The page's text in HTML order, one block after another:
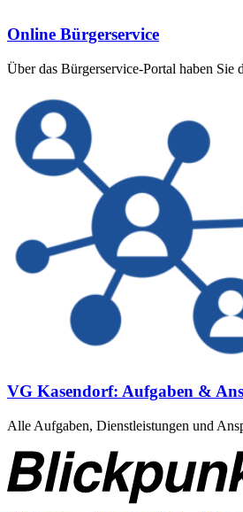
Online Bürgerservice
Über das Bürgerservice-Portal haben
VG Kasendorf: Aufgaben &
Alle Aufgaben, Dienstleistungen und